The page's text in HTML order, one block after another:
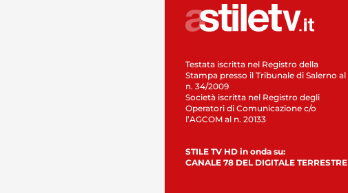
Testata iscritta nel Registro della
Stampa presso il Tribunale di Salerno al
n. 34/2009
Società iscritta nel Registro degli
Operatori di Comunicazione c/o
l’AGCOM al n. 20133
STILE TV HD in onda su:
CANALE 78 DEL DIGITALE TERRESTRE